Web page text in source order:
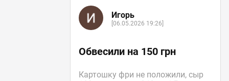
Игорь
[06.05.2026 19:26]
Обвесили на 150 грн
Картошку фри не положили, сыр